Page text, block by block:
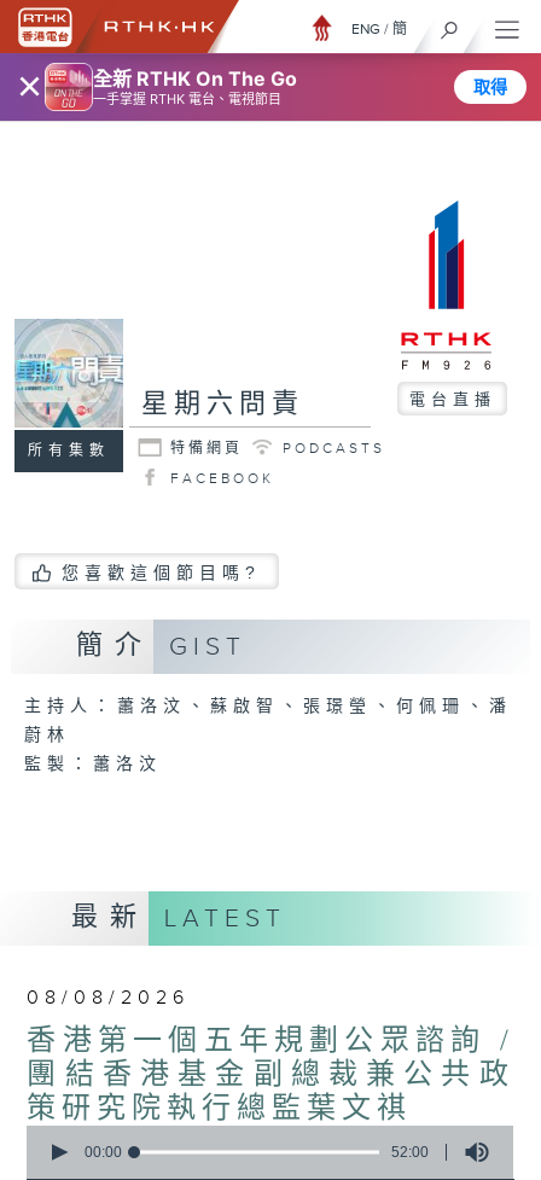
× 全新 RTHK On The Go
一手掌握 RTHK 電台、電視節目
取得
ENG / 簡
所有集數
星期六問責 電台直播
特備網頁
PODCASTS
FACEBOOK
您喜歡這個節目嗎?
簡介 GIST
主持人：蕭洛汶、蘇啟智、張璟瑩、何佩珊、潘
蔚林
監製：蕭洛汶
最新 LATEST
08/08/2026
香港第一個五年規劃公眾諮詢 /
團結香港基金副總裁兼公共政
策研究院執行總監葉文祺
seconds
00:00 52:00